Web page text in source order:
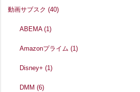
動画サブスク (40)
ABEMA(1)
Amazonプライム(1)
Disney+(1)
DMM(6)